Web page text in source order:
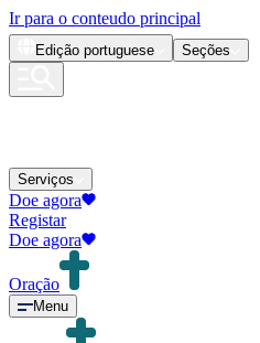
Ir para o conteudo principal
Edição portuguese Seções
Serviços
Doe agora
Registar
Doe agora
Oração
Menu